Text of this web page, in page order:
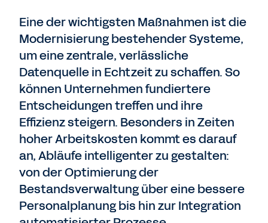
Eine der wichtigsten Maßnahmen ist die
Modernisierung bestehender Systeme,
um eine zentrale, verlässliche
Datenquelle in Echtzeit zu schaffen. So
können Unternehmen fundiertere
Entscheidungen treffen und ihre
Effizienz steigern. Besonders in Zeiten
hoher Arbeitskosten kommt es darauf
an, Abläufe intelligenter zu gestalten:
von der Optimierung der
Bestandsverwaltung über eine bessere
Personalplanung bis hin zur Integration